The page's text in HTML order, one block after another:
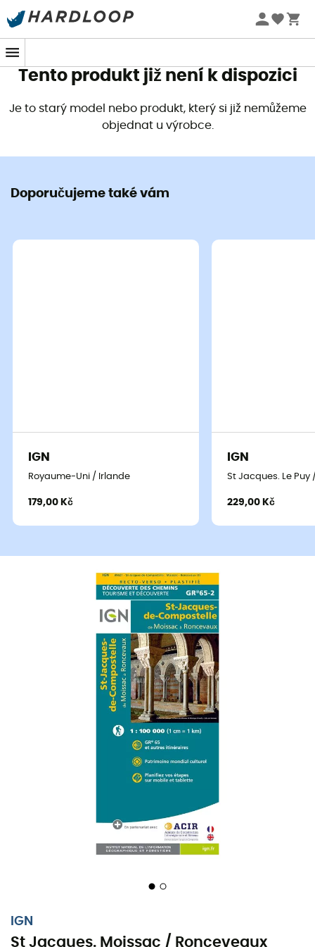
Letní akce 🔥 -5 % EXTRA při nákupu 2 produktů* s kódem
Tento produkt již není k dispozici
Je to starý model nebo produkt, který si již nemůžeme
objednat u výrobce.
Doporučujeme také vám
IGN
Royaume-Uni / Irlande
179,00 Kč
IGN
St Jacques. Le Puy
229,00 Kč
IGN
St Jacques. Moissac / Ronceveaux